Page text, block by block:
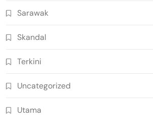
Sarawak
Skandal
Terkini
Uncategorized
Utama